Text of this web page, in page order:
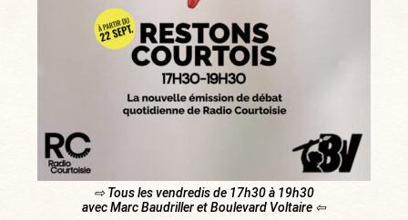
⇨ Tous les vendredis de 17h30 à 19h30
avec Marc Baudriller et Boulevard Voltaire ⇦